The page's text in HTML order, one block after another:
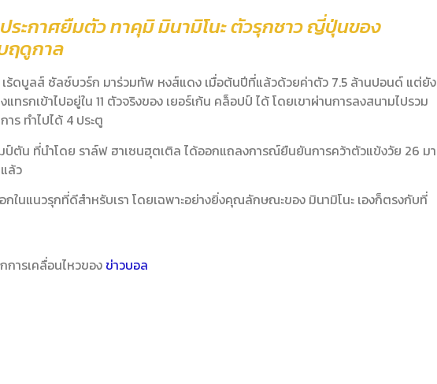
ระกาศยืมตัว ทาคุมิ มินามิโนะ ตัวรุกชาว ญี่ปุ่นของ
ฤดูกาล
ร้ดบูลส์ ซัลซ์บวร์ก มาร่วมทัพ หงส์แดง เมื่อต้นปีที่แล้วด้วยค่าตัว 7.5 ล้านปอนด์ แต่ยัง
ทรกเข้าไปอยู่ใน 11 ตัวจริงของ เยอร์เก้น คล็อปป์ ได้ โดยเขาผ่านการลงสนามไปรวม
ร ทำไปได้ 4 ประตู
ป์ตัน ที่นำโดย ราล์ฟ ฮาเซนฮุตเติล ได้ออกแถลงการณ์ยืนยันการคว้าตัวแข้งวัย 26 มา
ล้ว
อกในแนวรุกที่ดีสำหรับเรา โดยเฉพาะอย่างยิ่งคุณลักษณะของ มินามิโนะ เองก็ตรงกับที่
ารเคลื่อนไหวของ ข่าวบอล